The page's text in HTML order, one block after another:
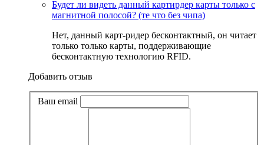
Будет ли видеть данный картирдер карты только с
магнитной полосой? (те что без чипа)
Нет, данный карт-ридер бесконтактный, он читает
только только карты, поддерживающие
бесконтактную технологию RFID.
Добавить отзыв
Ваш email